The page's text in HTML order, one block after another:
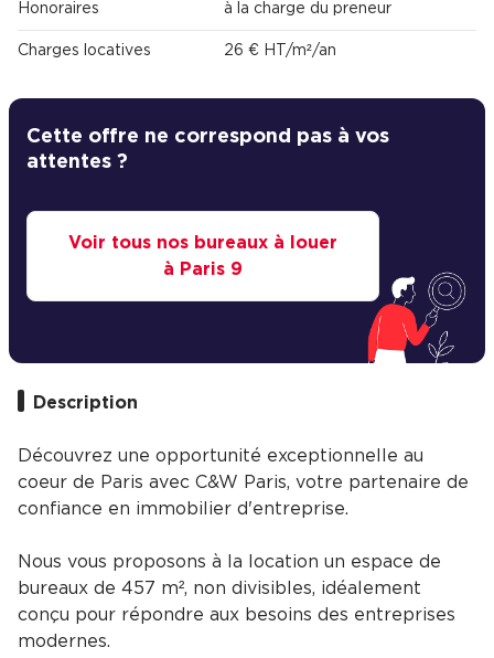
Honoraires à la charge du preneur
Charges locatives 26 € HT/m²/an
Cette offre ne correspond pas à vos
attentes ?
Voir tous nos bureaux à louer
à Paris 9
Description
Découvrez une opportunité exceptionnelle au
coeur de Paris avec C&W Paris, votre partenaire de
confiance en immobilier d'entreprise.
Nous vous proposons à la location un espace de
bureaux de 457 m², non divisibles, idéalement
conçu pour répondre aux besoins des entreprises
modernes.